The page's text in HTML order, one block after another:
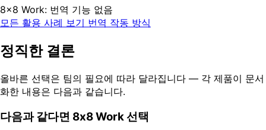
8x8 Work: 번역 기능 없음
모든 활용 사례 보기 번역 작동 방식
정직한 결론
올바른 선택은 팀의 필요에 따라 달라집니다 — 각 제품이 문서
화한 내용은 다음과 같습니다.
다음과 같다면 8x8 Work 선택